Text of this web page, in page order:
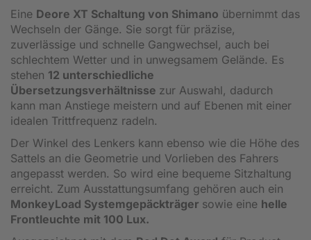
Eine Deore XT Schaltung von Shimano übernimmt das
Wechseln der Gänge. Sie sorgt für präzise,
zuverlässige und schnelle Gangwechsel, auch bei
schlechtem Wetter und in unwegsamem Gelände. Es
stehen 12 unterschiedliche
Übersetzungsverhältnisse zur Auswahl, dadurch
kann man Anstiege meistern und auf Ebenen mit einer
idealen Trittfrequenz radeln.
Der Winkel des Lenkers kann ebenso wie die Höhe des
Sattels an die Geometrie und Vorlieben des Fahrers
angepasst werden. So wird eine bequeme Sitzhaltung
erreicht. Zum Ausstattungsumfang gehören auch ein
MonkeyLoad Systemgepäckträger sowie eine helle
Frontleuchte mit 100 Lux.